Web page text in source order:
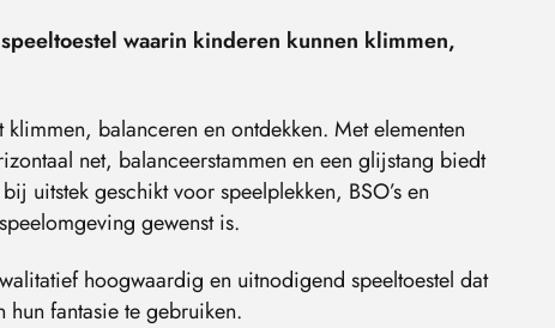
waarin kinderen kunnen klimmen,
balanceren en ontdekken. Met elementen
net, balanceerstammen en een glijstang biedt
uitstek geschikt voor speelplekken, BSO’s en
gewenst is.
hoogwaardig en uitnodigend speeltoestel dat
fantasie te gebruiken.